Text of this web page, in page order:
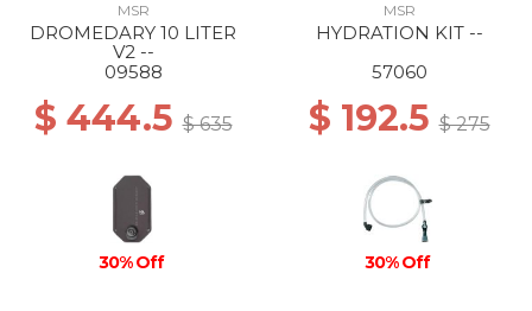
MSR
DROMEDARY 10 LITER
V2 --
09588
$ 444.5$ 635
30% Off
MSR
HYDRATION KIT --
57060
$ 192.5$ 275
30% Off